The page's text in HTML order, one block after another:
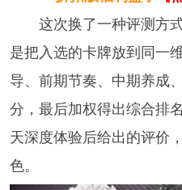
这次换了一种评测方
是把入选的卡牌放到同一
导、前期节奏、中期养成
分，最后加权得出综合排
天深度体验后给出的评价
色。